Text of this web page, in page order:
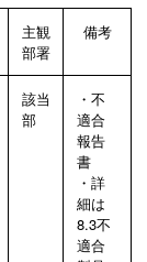
主観
部署
備考
該当
部
・不
適合
報告
書
・詳
細は
8.3不
適合